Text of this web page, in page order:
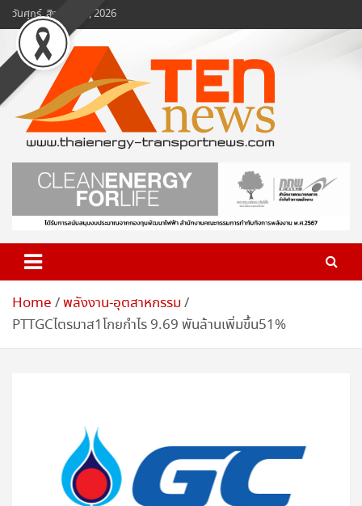
Skip
to
content
วันศุกร์, สิงหาคม 7, 2026
www.ten-news.com
ข่าวพลังงานและคมนาคม
Home พลังงาน-อุตสาหกรรม
PTTGCไตรมาส1โกยกำไร 9.69 พันล้านเพิ่มขึ้น51%